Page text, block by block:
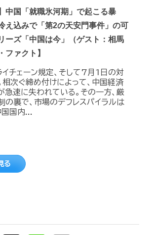
中国「就職氷河期」で起こる暴
え込みで「第2の天安門事件」の可
ーズ「中国は今」（ゲスト：相馬
ファクト】
チェーン規定、そして7月1日の対
相次ぐ締め付けによって、中国経済
急速に失われている。その一方、厳
の裏で、市場のデフレスパイラルは
国国内...
る